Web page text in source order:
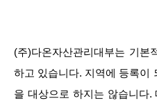
(주)다온자산관리대부는 기본
하고 있습니다. 지역에 등록이
을 대상으로 하지는 않습니다.